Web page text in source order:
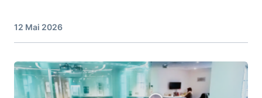
12 Mai 2026
Image